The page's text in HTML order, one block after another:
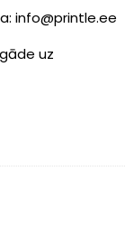
info@printle.ee
uz